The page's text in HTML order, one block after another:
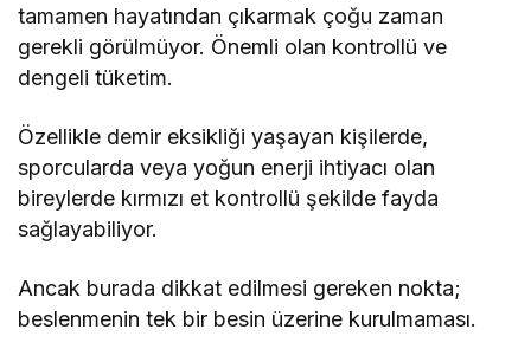
tamamen hayatından çıkarmak çoğu zaman
gerekli görülmüyor. Önemli olan kontrollü ve
dengeli tüketim.
Özellikle demir eksikliği yaşayan kişilerde,
sporcularda veya yoğun enerji ihtiyacı olan
bireylerde kırmızı et kontrollü şekilde fayda
sağlayabiliyor.
Ancak burada dikkat edilmesi gereken nokta;
beslenmenin tek bir besin üzerine kurulmaması.